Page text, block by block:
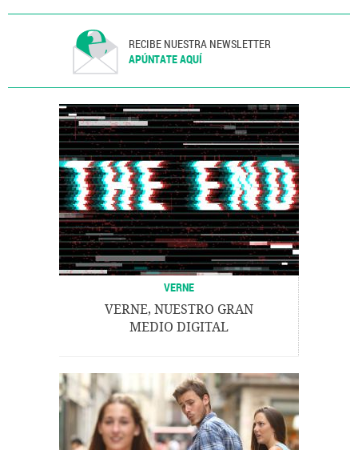
RECIBE NUESTRA NEWSLETTER
APÚNTATE AQUÍ
VERNE
VERNE, NUESTRO GRAN
MEDIO DIGITAL